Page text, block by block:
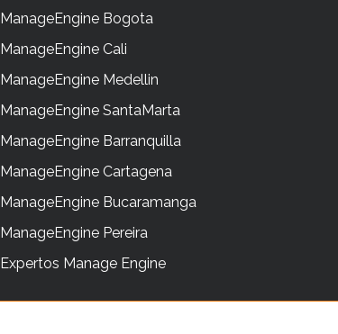
ManageEngine Bogota
ManageEngine Cali
ManageEngine Medellin
ManageEngine SantaMarta
ManageEngine Barranquilla
ManageEngine Cartagena
ManageEngine Bucaramanga
ManageEngine Pereira
Expertos Manage Engine